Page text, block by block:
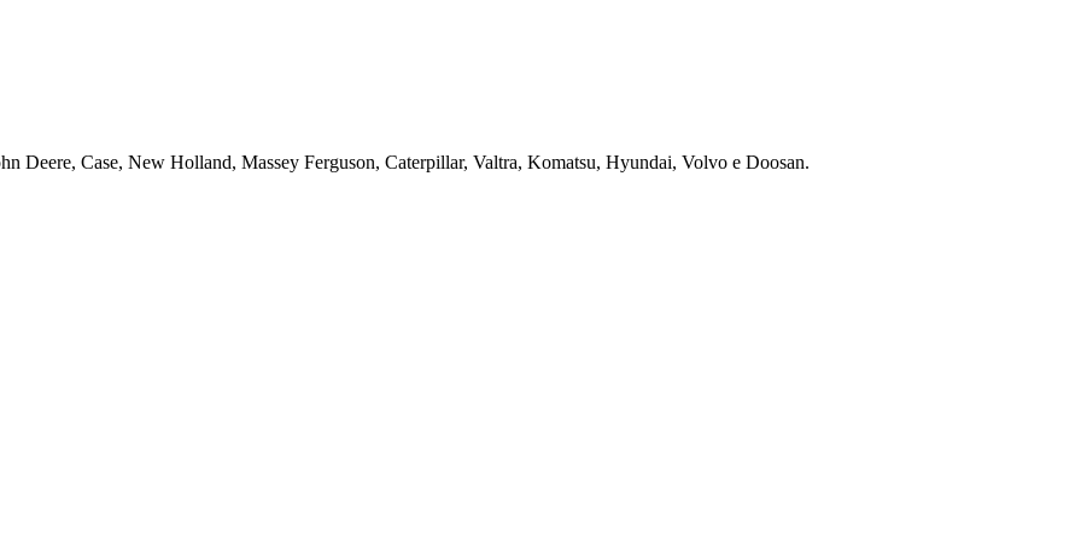
Deere, Case, New Holland, Massey Ferguson, Caterpillar, Valtra, Komatsu, Hyundai, Volvo e Doosan.